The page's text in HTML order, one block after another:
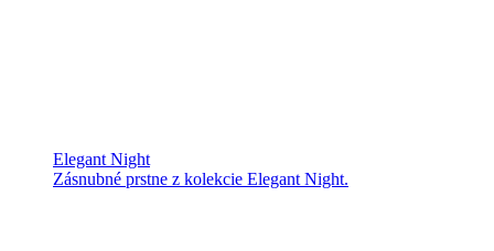
Elegant Night
Zásnubné prstne z kolekcie Elegant Night.